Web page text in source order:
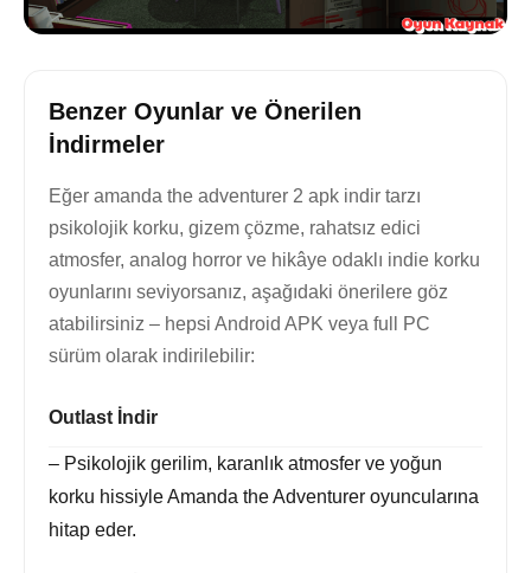
Benzer Oyunlar ve Önerilen
İndirmeler
Eğer amanda the adventurer 2 apk indir tarzı
psikolojik korku, gizem çözme, rahatsız edici
atmosfer, analog horror ve hikâye odaklı indie korku
oyunlarını seviyorsanız, aşağıdaki önerilere göz
atabilirsiniz – hepsi Android APK veya full PC
sürüm olarak indirilebilir:
Outlast İndir
– Psikolojik gerilim, karanlık atmosfer ve yoğun
korku hissiyle Amanda the Adventurer oyuncularına
hitap eder.